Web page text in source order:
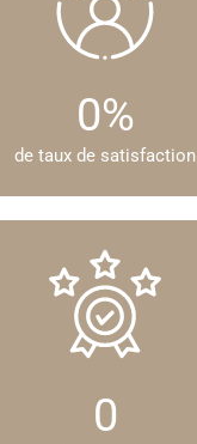
0%
de taux de satisfaction
0